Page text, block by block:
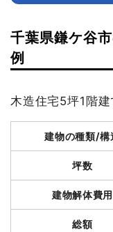
千葉県鎌ケ谷
例
木造住宅5坪1階建
建物の種類/構
坪数
建物解体費用
総額